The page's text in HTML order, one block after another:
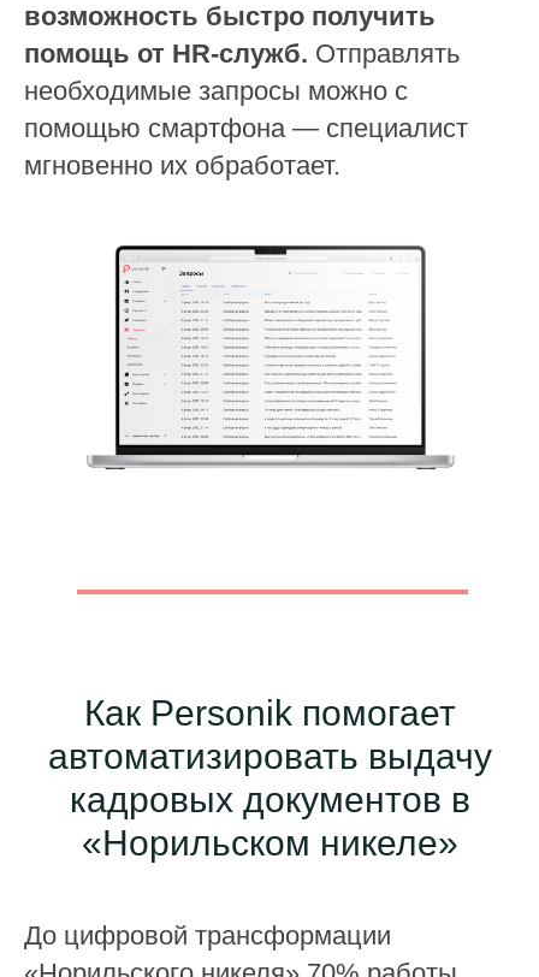
возможность быстро получить
помощь от HR-служб. Отправлять
необходимые запросы можно с
помощью смартфона — специалист
мгновенно их обработает.
Как Personik помогает
автоматизировать выдачу
кадровых документов в
«Норильском никеле»
До цифровой трансформации